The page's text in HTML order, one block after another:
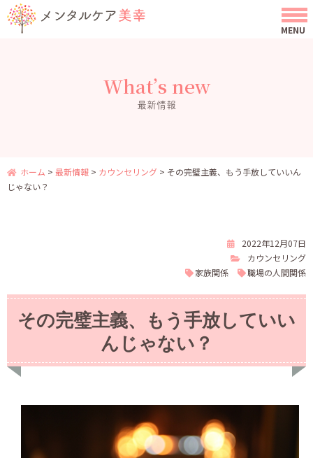
What’s new
最新情報
ホーム > 最新情報 > カウンセリング > その完璧主義、もう手放していいん
じゃない？
2022年12月07日
カウンセリング
家族関係
職場の人間関係
その完璧主義、もう手放していい
んじゃない？